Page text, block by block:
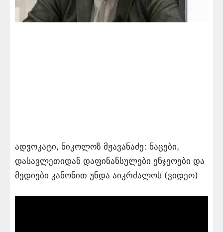
ადვოკატი, ნიკოლოზ მჟავანაძე: ნაცები,
დასავლეთიდან დაფინანსულები ენჯეოები და
მედიები კანონით უნდა აიკრძალოს (ვიდეო)